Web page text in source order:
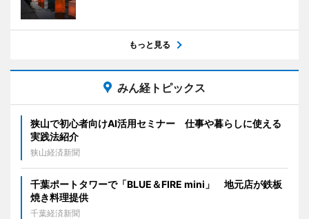
もっと見る
みん経トピックス
狭山で初心者向けAI活用セミナー 仕事や暮らしに使える
実践法紹介
狭山経済新聞
千葉ポートタワーで「BLUE＆FIRE mini」 地元店が鉄板
焼き料理提供
千葉経済新聞